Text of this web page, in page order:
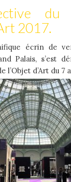
2017.
écrin de
Palais, s’est
l’Objet d’Art du 7